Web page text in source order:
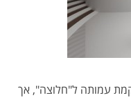
להקמת עמותה ל"חלוצה", אך